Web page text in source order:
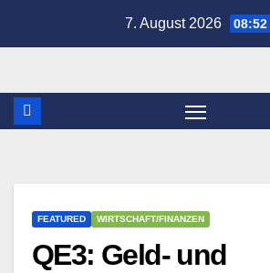
7. August 2026 08:52
FEATURED WIRTSCHAFT/FINANZEN
QE3: Geld- und